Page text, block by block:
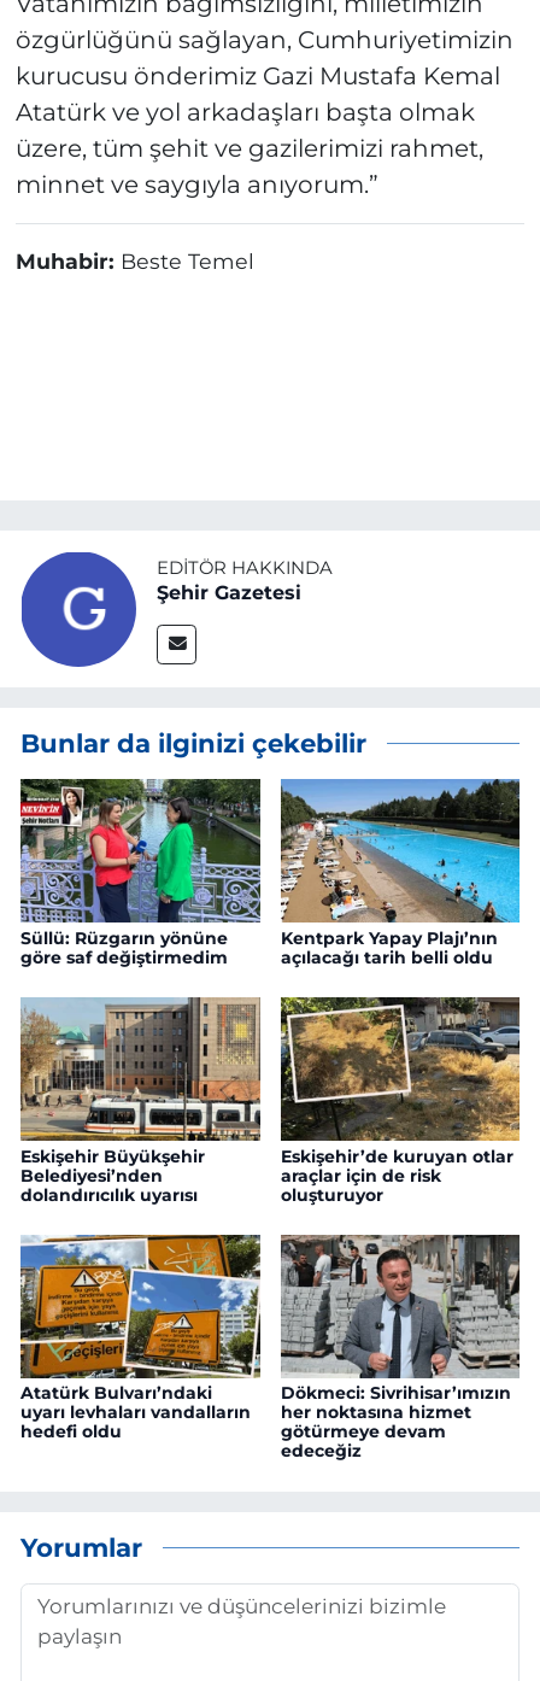
özgürlüğünü sağlayan, Cumhuriyetimizin
kurucusu önderimiz Gazi Mustafa Kemal
Atatürk ve yol arkadaşları başta olmak
üzere, tüm şehit ve gazilerimizi rahmet,
minnet ve saygıyla anıyorum.”
Muhabir: Beste Temel
EDITÖR HAKKINDA
Şehir Gazetesi
Bunlar da ilginizi çekebilir
Süllü: Rüzgarın yönüne
göre saf değiştirmedim
Kentpark Yapay Plajı’nın
açılacağı tarih belli oldu
Eskişehir Büyükşehir
Belediyesi’nden
dolandırıcılık uyarısı
Eskişehir’de kuruyan otlar
araçlar için de risk
oluşturuyor
Atatürk Bulvarı’ndaki
uyarı levhaları vandalların
hedefi oldu
Dökmeci: Sivrihisar’ımızın
her noktasına hizmet
götürmeye devam
edeceğiz
Yorumlar